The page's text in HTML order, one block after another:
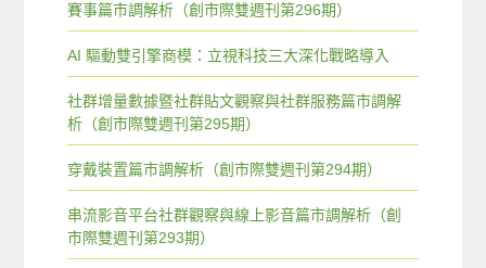
賽事篇市調解析（創市際雙週刊第296期）
AI 驅動雙引擎商模：立視科技三大深化戰略導入
社群增量數據暨社群貼文觀察與社群服務篇市調解
析（創市際雙週刊第295期）
穿戴裝置篇市調解析（創市際雙週刊第294期）
串流影音平台社群觀察與線上影音篇市調解析（創
市際雙週刊第293期）